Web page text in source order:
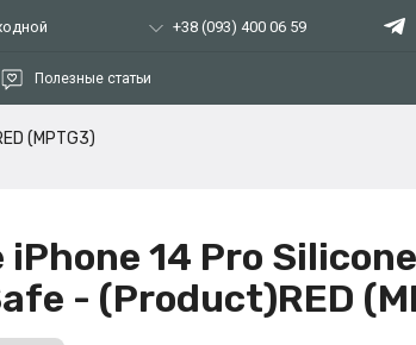
+38 (093) 400 06 59
Полезные статьи
(MPTG3)
iPhone 14 Pro
- (Product)RED